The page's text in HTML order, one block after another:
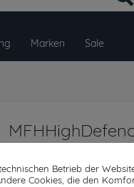
Marken Sale
Betrieb der
Cookies, die den